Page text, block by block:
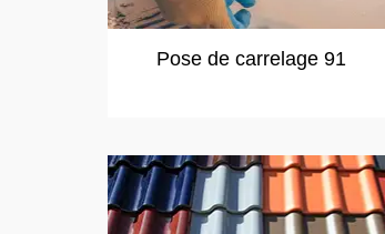
Pose de carrelage 91